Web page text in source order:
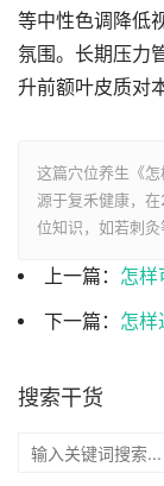
等中性色调降低
氛围。长期压力
升前额叶皮质对
这篇穴位养生《
源于复禾健康，
位知识，如若刺灸
上一篇： 怎样
下一篇： 怎样
搜索干货